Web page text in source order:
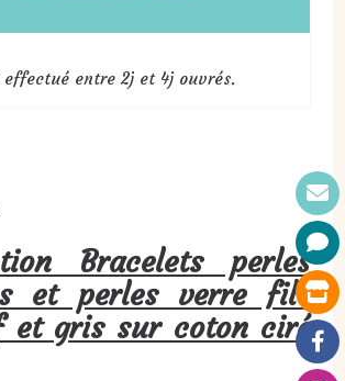
effectué entre 2j et 4j ouvrés.
Bracelets perles
et perles verre filé
et gris sur coton ciré